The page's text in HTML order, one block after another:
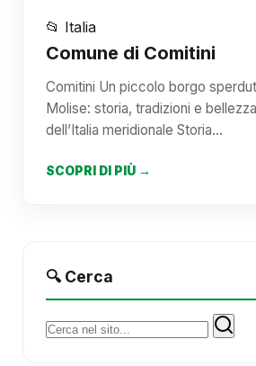
📂 Italia
Comune di Comitini
Comitini Un piccolo borgo
Molise: storia, tradizioni e
dell’Italia meridionale Storia…
SCOPRI DI PIÙ →
🔍 Cerca
Cerca: